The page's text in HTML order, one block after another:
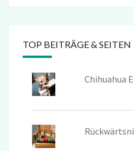
TOP BEITRÄGE & SEITEN
Chihuahua